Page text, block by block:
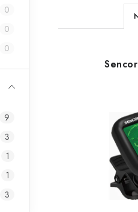
0
0
0
9
3
1
1
3
Ř
a
z
n
í
p
r
o